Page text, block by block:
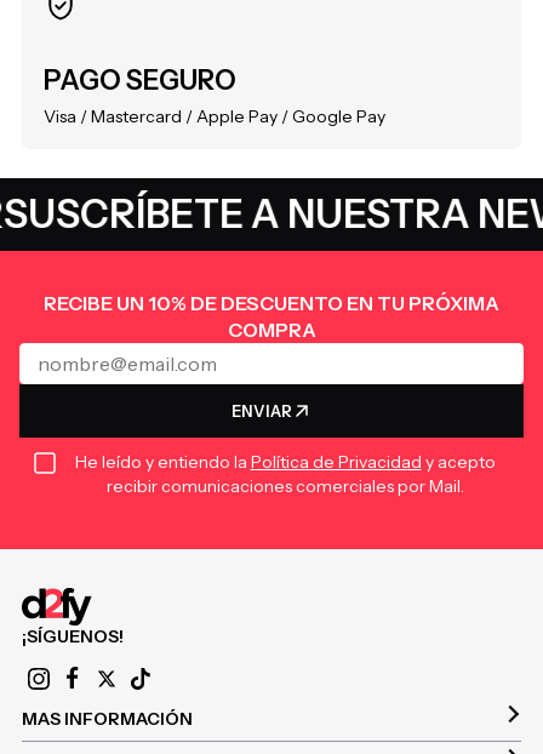
PAGO SEGURO
Visa / Mastercard / Apple Pay / Google Pay
A NUESTRA
RECIBE UN 10% DE DESCUENTO EN TU PRÓXIMA
COMPRA
ENVIAR
He leído y entiendo la Política de Privacidad y acepto
recibir comunicaciones comerciales por Mail.
¡SÍGUENOS!
MAS INFORMACIÓN